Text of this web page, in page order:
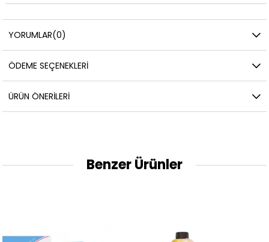
YORUMLAR(0)
ÖDEME SEÇENEKLERI
ÜRÜN ÖNERILERI
Benzer Ürünler